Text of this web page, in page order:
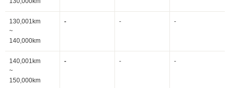
130,001km
~
140,000km
- - -
140,001km
~
150,000km
- - -